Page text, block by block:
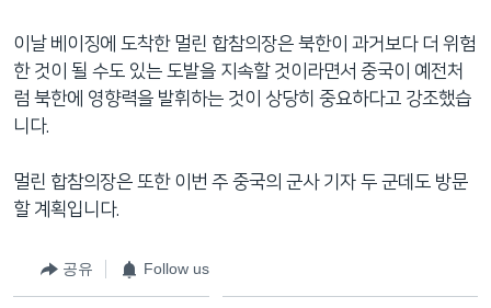
이날 베이징에 도착한 멀린 합참의장은 북한이 과거보다 더 위험
한 것이 될 수도 있는 도발을 지속할 것이라면서 중국이 예전처
럼 북한에 영향력을 발휘하는 것이 상당히 중요하다고 강조했습
니다.
멀린 합참의장은 또한 이번 주 중국의 군사 기자 두 군데도 방문
할 계획입니다.
공유 Follow us